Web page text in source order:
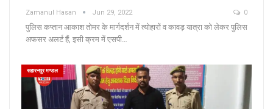
Zamanul Hasan Jun 29, 2022 0
पुलिस कप्तान आकाश तोमर के मार्गदर्शन में त्योहारों व कावड़ यात्रा को लेकर पुलिस
अफसर अलर्ट हैं, इसी क्रम में एसपी…
सहारनपुर मण्डल